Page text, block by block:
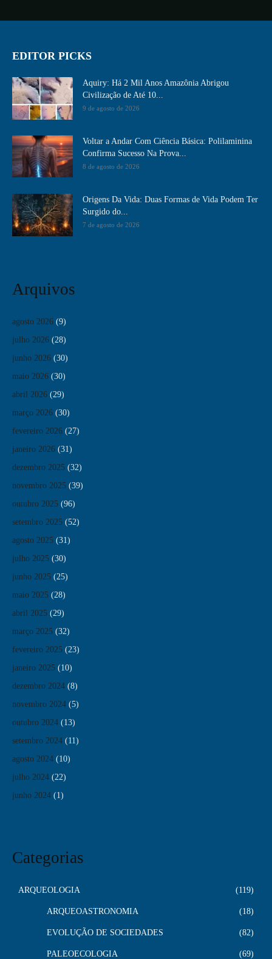
EDITOR PICKS
Aquiry: Há 2 Mil Anos Amazônia Abrigou
Civilização de Até 10...
9 de agosto de 2026
Voltar a Andar Com Ciência Básica: Polilaminina
Confirma Sucesso Na Prova...
8 de agosto de 2026
Origens Da Vida: Duas Formas de Vida Podem Ter
Surgido do...
7 de agosto de 2026
Arquivos
agosto 2026 (9)
julho 2026 (28)
junho 2026 (30)
maio 2026 (30)
abril 2026 (29)
março 2026 (30)
fevereiro 2026 (27)
janeiro 2026 (31)
dezembro 2025 (32)
novembro 2025 (39)
outubro 2025 (96)
setembro 2025 (52)
agosto 2025 (31)
julho 2025 (30)
junho 2025 (25)
maio 2025 (28)
abril 2025 (29)
março 2025 (32)
fevereiro 2025 (23)
janeiro 2025 (10)
dezembro 2024 (8)
novembro 2024 (5)
outubro 2024 (13)
setembro 2024 (11)
agosto 2024 (10)
julho 2024 (22)
junho 2024 (1)
Categorias
ARQUEOLOGIA 119
ARQUEOASTRONOMIA 18
EVOLUÇÃO DE SOCIEDADES 82
PALEOECOLOGIA 69